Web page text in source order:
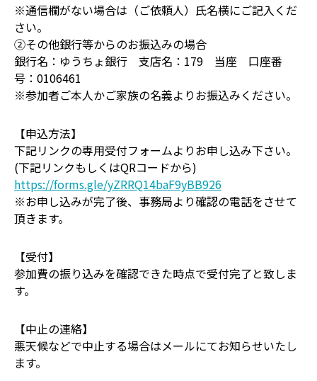
※通信欄がない場合は（ご依頼人）氏名横にご記入くだ
さい。
②その他銀行等からのお振込みの場合
銀行名：ゆうちょ銀行 支店名：179 当座 口座番
号：0106461
※参加者ご本人かご家族の名義よりお振込みください。
【申込方法】
下記リンクの専用受付フォームよりお申し込み下さい。
(下記リンクもしくはQRコードから)
https://forms.gle/yZRRQ14baF9yBB926
※お申し込みが完了後、事務局より確認の電話をさせて
頂きます。
【受付】
参加費の振り込みを確認できた時点で受付完了と致しま
す。
【中止の連絡】
悪天候などで中止する場合はメールにてお知らせいたし
ます。